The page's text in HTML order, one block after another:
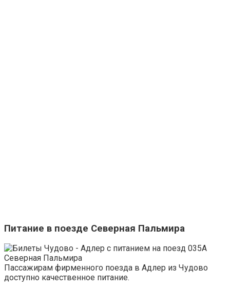
Питание в поезде Северная Пальмира
Пассажирам фирменного поезда в Адлер из Чудово
доступно качественное питание.